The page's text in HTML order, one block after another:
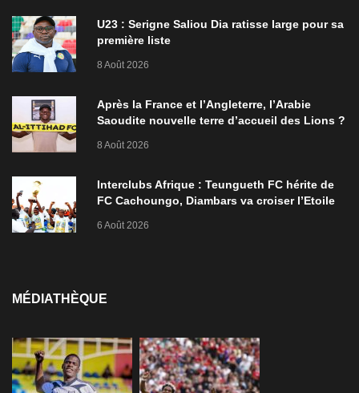
U23 : Serigne Saliou Dia ratisse large pour sa
première liste
8 Août 2026
Après la France et l’Angleterre, l’Arabie
Saoudite nouvelle terre d’accueil des Lions ?
8 Août 2026
Interclubs Afrique : Teungueth FC hérite de
FC Cachoungo, Diambars va croiser l’Etoile
6 Août 2026
MÉDIATHÈQUE